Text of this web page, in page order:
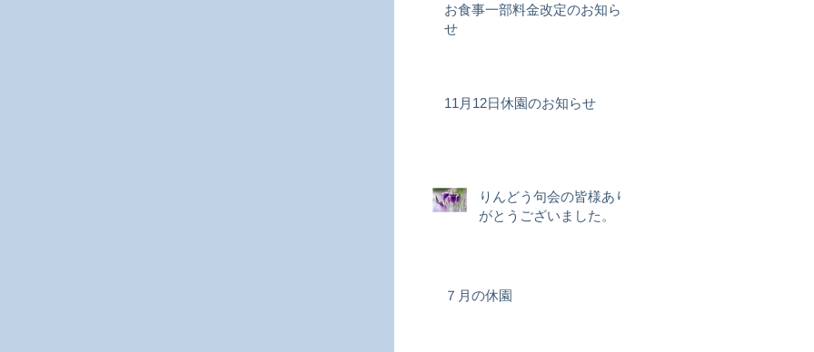
お食事一部料金改定のお知ら
せ
11月12日休園のお知らせ
りんどう句会の皆様あり
がとうございました。
７月の休園